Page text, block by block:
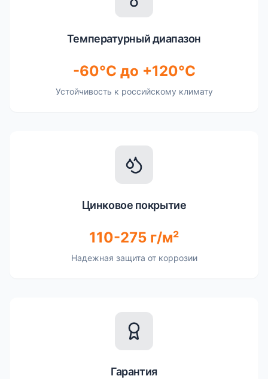
Температурный диапазон
-60°C до +120°C
Устойчивость к российскому климату
Цинковое покрытие
110-275 г/м²
Надежная защита от коррозии
Гарантия